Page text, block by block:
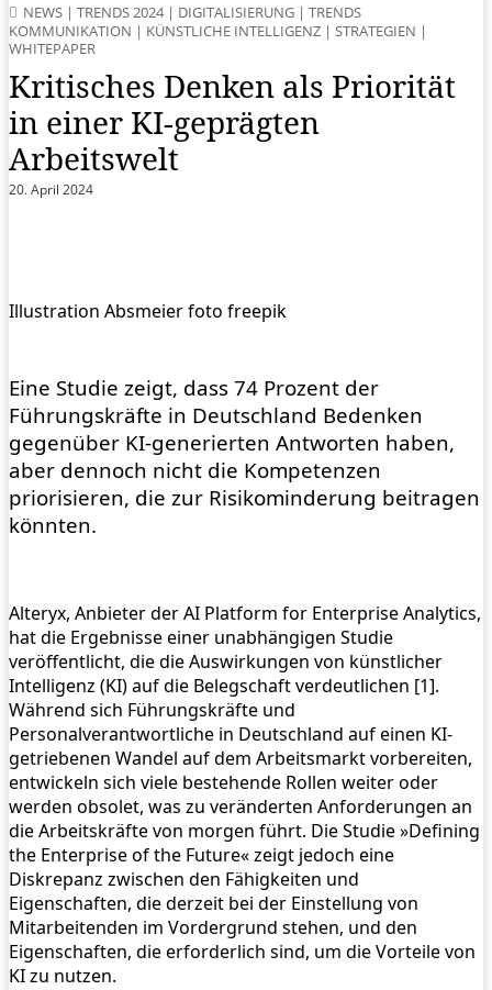
NEWS | TRENDS 2024| DIGITALISIERUNG | TRENDS
KOMMUNIKATION | KÜNSTLICHE INTELLIGENZ | STRATEGIEN |
WHITEPAPER
Kritisches Denken als Priorität
in einer KI-geprägten
Arbeitswelt
20. April 2024
Illustration Absmeier foto freepik
Eine Studie zeigt, dass 74 Prozent der
Führungskräfte in Deutschland Bedenken
gegenüber KI-generierten Antworten haben,
aber dennoch nicht die Kompetenzen
priorisieren, die zur Risikominderung beitragen
könnten.
Alteryx, Anbieter der AI Platform for Enterprise Analytics,
hat die Ergebnisse einer unabhängigen Studie
veröffentlicht, die die Auswirkungen von künstlicher
Intelligenz (KI) auf die Belegschaft verdeutlichen [1].
Während sich Führungskräfte und
Personalverantwortliche in Deutschland auf einen KI-
getriebenen Wandel auf dem Arbeitsmarkt vorbereiten,
entwickeln sich viele bestehende Rollen weiter oder
werden obsolet, was zu veränderten Anforderungen an
die Arbeitskräfte von morgen führt. Die Studie »Defining
the Enterprise of the Future« zeigt jedoch eine
Diskrepanz zwischen den Fähigkeiten und
Eigenschaften, die derzeit bei der Einstellung von
Mitarbeitenden im Vordergrund stehen, und den
Eigenschaften, die erforderlich sind, um die Vorteile von
KI zu nutzen.